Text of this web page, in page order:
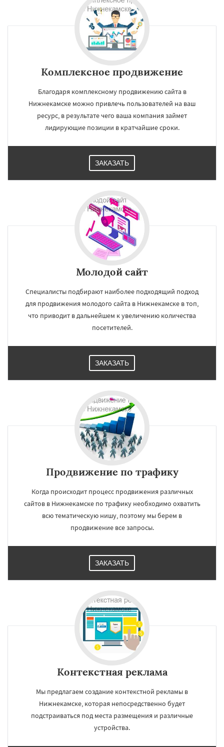
Комплексное продвижение
Благодаря комплексному продвижению сайта в
Нижнекамске можно привлечь пользователей на ваш
ресурс, в результате чего ваша компания займет
лидирующие позиции в кратчайшие сроки.
ЗАКАЗАТЬ
Молодой сайт
Специалисты подбирают наиболее подходящий подход
для продвижения молодого сайта в Нижнекамске в топ,
что приводит в дальнейшем к увеличению количества
посетителей.
ЗАКАЗАТЬ
Продвижение по трафику
Когда происходит процесс продвижения различных
сайтов в Нижнекамске по трафику необходимо охватить
всю тематическую нишу, поэтому мы берем в
продвижение все запросы.
ЗАКАЗАТЬ
Контекстная реклама
Мы предлагаем создание контекстной рекламы в
Нижнекамске, которая непосредственно будет
подстраиваться под места размещения и различные
устройства.